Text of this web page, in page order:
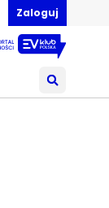
Zaloguj